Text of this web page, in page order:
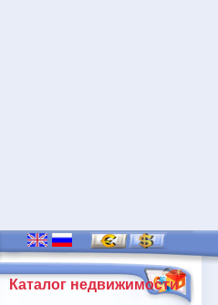
Каталог недвижимости